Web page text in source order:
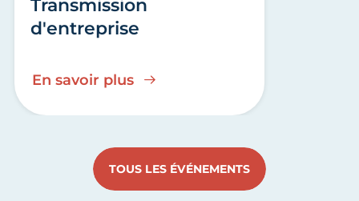
Transmission
d'entreprise
En savoir plus
TOUS LES ÉVÉNEMENTS